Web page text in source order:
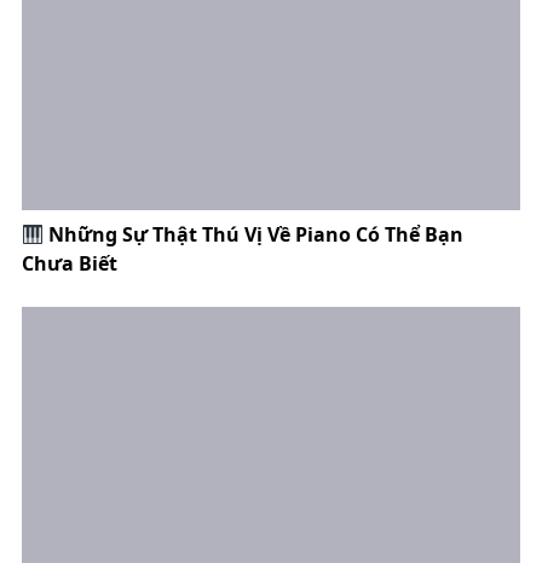
Những Sự Thật Thú Vị Về Piano Có Thể Bạn
Chưa Biết